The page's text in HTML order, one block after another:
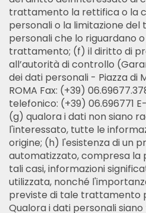
trattamento la rettifica o la
personali o la limitazione
personali che lo riguardano
trattamento; (f) il diritto di
all’autorità di controllo
dei dati personali - Piazza di
ROMA Fax: (+39)
telefonico: (+39) 06.696771
(g) qualora i dati non siano
l'interessato, tutte le
origine; (h) l'esistenza di un
automatizzato, compresa la
tali casi, informazioni
utilizzata, nonché
previste di tale trattamento
Qualora i dati personali